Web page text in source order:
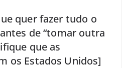
quer fazer tudo o
de “tomar outra
que as
os Estados Unidos]